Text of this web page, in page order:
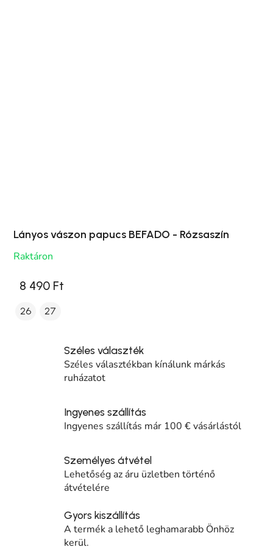
Lányos vászon papucs BEFADO - Rózsaszín
Raktáron
8 490 Ft
26 27
Széles választék
Széles választékban kínálunk márkás
ruházatot
Ingyenes szállítás
Ingyenes szállítás már 100 € vásárlástól
Személyes átvétel
Lehetőség az áru üzletben történő
átvételére
Gyors kiszállítás
A termék a lehető leghamarabb Önhöz
kerül.